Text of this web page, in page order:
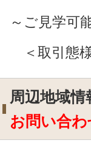
～ご見学可
＜取引態様
周辺地域
お問い合